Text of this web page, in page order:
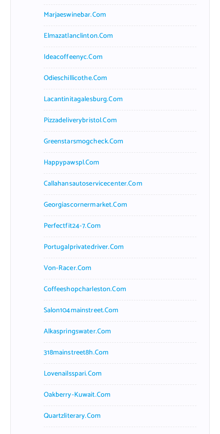
Marjaeswinebar.com
Elmazatlanclinton.com
Ideacoffeenyc.com
Odieschillicothe.com
Lacantinitagalesburg.com
Pizzadeliverybristol.com
Greenstarsmogcheck.com
Happypawspl.com
Callahansautoservicecenter.com
Georgiascornermarket.com
Perfectfit24-7.com
Portugalprivatedriver.com
Von-Racer.com
Coffeeshopcharleston.com
Salon104mainstreet.com
Alkaspringswater.com
318mainstreet8h.com
Lovenailsspari.com
Oakberry-Kuwait.com
Quartzliterary.com